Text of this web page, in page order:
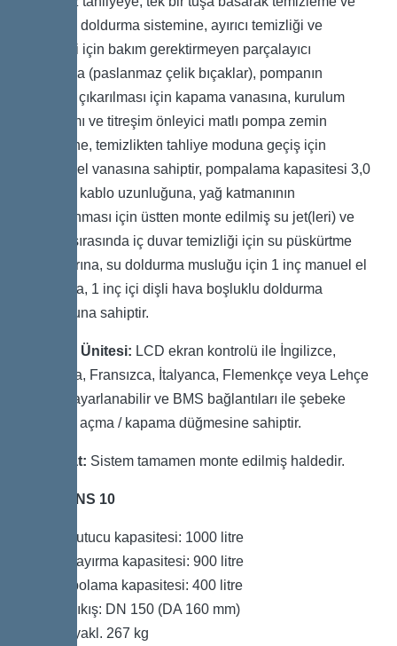
yeniden doldurma sistemine, ayırıcı temizliği ve
tahliyesi için bakım gerektirmeyen parçalayıcı
pompaya (paslanmaz çelik bıçaklar), pompanın
kolayca çıkarılması için kapama vanasına, kurulum
donanımı ve titreşim önleyici matlı pompa zemin
desteğine, temizlikten tahliye moduna geçiş için
manuel el vanasına sahiptir, pompalama kapasitesi 3,0
kW, 5 m kablo uzunluğuna, yağ katmanının
parçalanması için üstten monte edilmiş su jet(leri) ve
tahliye sırasında iç duvar temizliği için su püskürtme
başlıklarına, su doldurma musluğu için 1 inç manuel el
vanasına, 1 inç içi dişli hava boşluklu doldurma
musluğuna sahiptir.
Kontrol Ünitesi: LCD ekran kontrolü ile İngilizce,
Almanca, Fransızca, İtalyanca, Flemenkçe veya Lehçe
dilinde ayarlanabilir ve BMS bağlantıları ile şebeke
elektriği açma / kapama düğmesine sahiptir.
Teslimat: Sistem tamamen monte edilmiş haldedir.
Boyut: NS 10
Çamur tutucu kapasitesi: 1000 litre
Toplam ayırma kapasitesi: 900 litre
Yağ depolama kapasitesi: 400 litre
Giriş / Çıkış: DN 150 (DA 160 mm)
Ağırlık: yakl. 267 kg